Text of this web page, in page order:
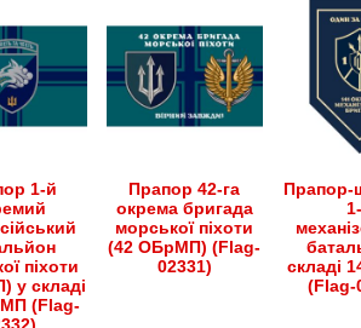
сторінці
товару
1-й
піхоти
у складі
(Flag-
Прапор 42-га
окрема бригада
морської піхоти
(42 ОБрМП) (Flag-
02331)
Прапор-
складі
(Flag-